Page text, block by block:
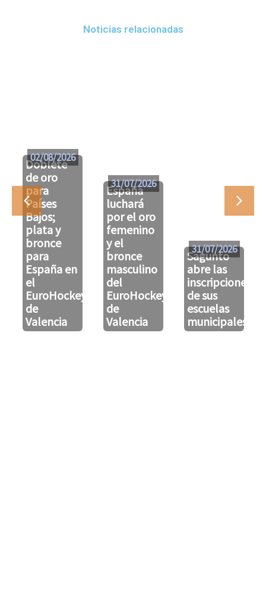
Noticias relacionadas
Doblete
de oro
para
Países
Bajos;
plata y
bronce
para
España en
el
EuroHockeyU21
de
Valencia
02/08/2026
España
luchará
por el oro
femenino
y el
bronce
masculino
del
EuroHockeyU21
de
Valencia
31/07/2026
Sagunto
abre las
inscripciones
de sus
escuelas
municipales
31/07/2026